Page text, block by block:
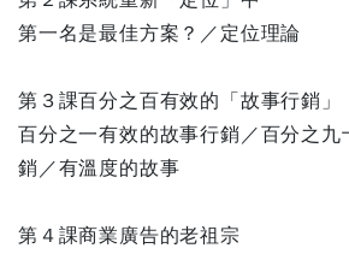
第一名是最佳方案？／定位理論
第３課百分之百有效的「故事行銷」
百分之一有效的故事行銷／百分之九
銷／有溫度的故事
第４課商業廣告的老祖宗